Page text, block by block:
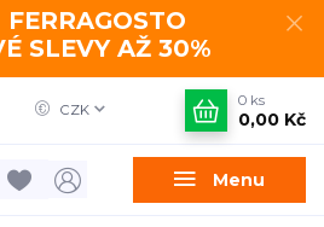
SLEVY AŽ 30%
Menu
CZK
0 ks
0,00 Kč